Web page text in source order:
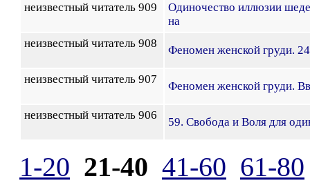
неизвестный читатель 909
Одиночество иллюзии
на
неизвестный читатель 908
Феномен женской груди.
неизвестный читатель 907
Феномен женской груди.
неизвестный читатель 906
59. Свобода и Воля для
1-20 21-40 41-60 61-80